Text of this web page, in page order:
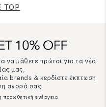
TOP
να μάθετε πρώτοι για τα νέα
μας,
brands & κερδίστε έκπτωση
αγορά σας.
προωθητική ενέργεια